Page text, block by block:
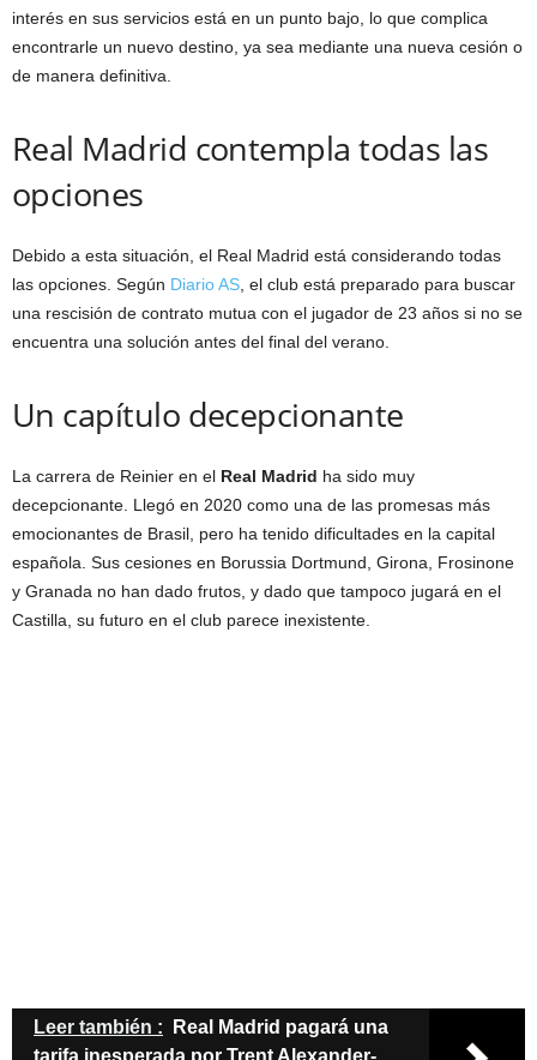
interés en sus servicios está en un punto bajo, lo que complica
encontrarle un nuevo destino, ya sea mediante una nueva cesión o
de manera definitiva.
Real Madrid contempla todas las
opciones
Debido a esta situación, el Real Madrid está considerando todas
las opciones. Según Diario AS , el club está preparado para buscar
una rescisión de contrato mutua con el jugador de 23 años si no se
encuentra una solución antes del final del verano.
Un capítulo decepcionante
La carrera de Reinier en el Real Madrid ha sido muy
decepcionante. Llegó en 2020 como una de las promesas más
emocionantes de Brasil, pero ha tenido dificultades en la capital
española. Sus cesiones en Borussia Dortmund, Girona, Frosinone
y Granada no han dado frutos, y dado que tampoco jugará en el
Castilla, su futuro en el club parece inexistente.
Leer también :
Real Madrid pagará una
tarifa inesperada por Trent Alexander-